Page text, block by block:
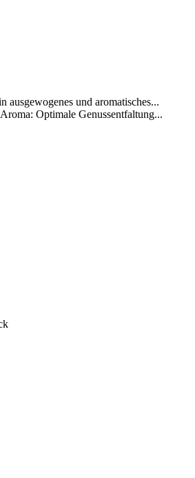
und aromatisches...
Optimale Genussentfaltung...